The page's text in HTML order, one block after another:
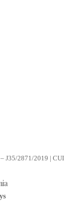
J35/2871/2019 | CUI